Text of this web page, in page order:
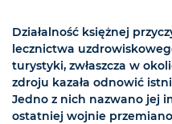
Działalność księżnej
lecznictwa
turystyki, zwłaszcza w
zdroju kazała odnowić
Jedno z nich nazwano jej
ostatniej wojnie